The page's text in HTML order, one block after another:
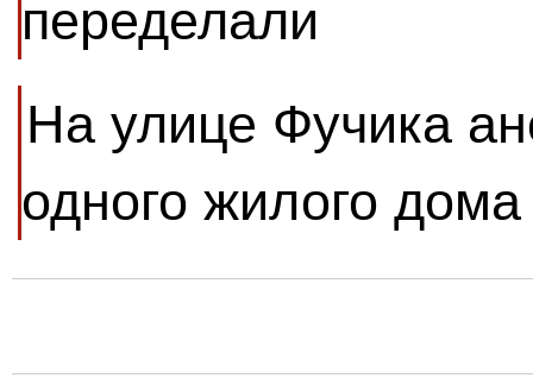
переделали
На улице Фучика
одного жилого